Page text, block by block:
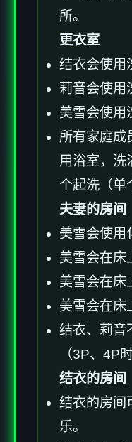
所。
更衣室
结衣会使用
莉音会使用
美雪会使用
所有家庭成
用浴室，洗
个起洗（单
夫妻的房间
美雪会使用
美雪会在床
美雪会在床
美雪会在床
结衣、莉音
（3P、4P
结衣的房间
结衣的房间
乐。